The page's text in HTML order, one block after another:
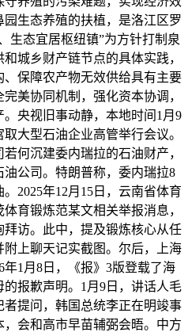
生态养殖的扶植，是洛江区罗
生态宜居枢纽镇”为方针打制泉
城乡财产链节点的具体实践，
保障农产物无效供给具有主要
美协同机制，强化资本协调，
央视旧事动静，本地时间1月9
大型石油企业高管举行会议。
何沉建委内瑞拉的石油财产，
公司。特朗普称，委内瑞拉8
2025年12月15日，云南省体育
育锻炼范某文相关举报消息，
访。此中，提及锻炼核心从任
上聊天记实截图。尔后，上海
1月8日，《报》3版登载了海
报歉声明。1月9日，讲话人毛
提问，韩国总统李正在明竣事
会和高市早苗辅弼会晤。中方